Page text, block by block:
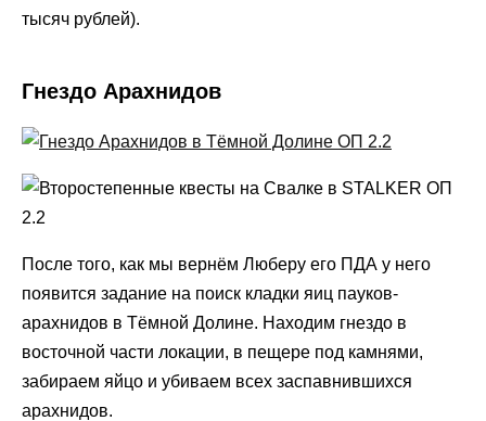
тысяч рублей).
Гнездо Арахнидов
После того, как мы вернём Люберу его ПДА у него
появится задание на поиск кладки яиц пауков-
арахнидов в Тёмной Долине. Находим гнездо в
восточной части локации, в пещере под камнями,
забираем яйцо и убиваем всех заспавнившихся
арахнидов.